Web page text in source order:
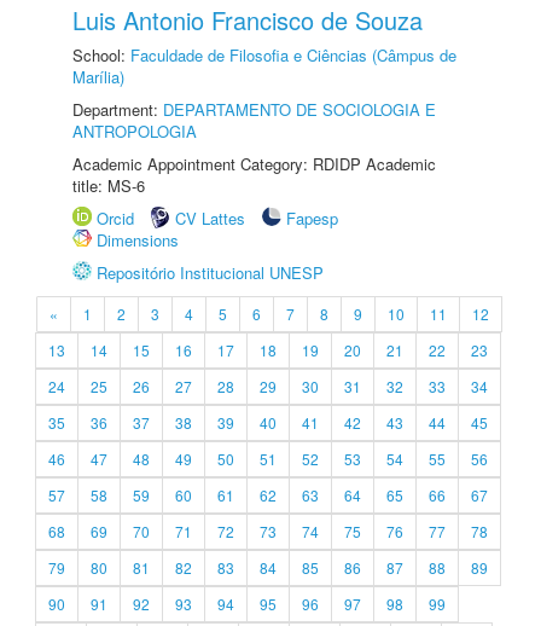
Luis Antonio Francisco de Souza
School: Faculdade de Filosofia e Ciências (Câmpus de
Marília)
Department: DEPARTAMENTO DE SOCIOLOGIA E
ANTROPOLOGIA
Academic Appointment Category: RDIDP Academic
title: MS-6
Orcid
CV Lattes
Fapesp
Dimensions
Repositório Institucional UNESP
« 1 2 3 4 5 6 7 8 9 10 11
12
13
14 15 16 17 18 19 20 21 22
23
24
25 26 27 28 29 30 31 32 33
34
35
36 37 38 39 40 41 42 43 44
45
46
47 48 49 50 51 52 53 54 55
56
57
58 59 60 61 62 63 64 65 66
67
68
69 70 71 72 73 74 75 76 77
78
79
80 81 82 83 84 85 86 87 88
89
90
91 92 93 94 95 96 97 98
99